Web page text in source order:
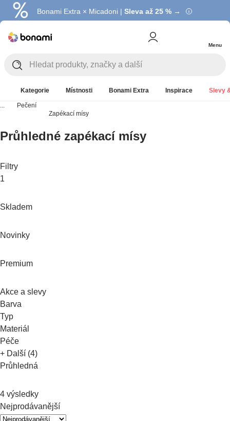
Bonami Extra × Micadoni | Sleva až 25 % →
Summer Sale | Ušetřete až 40 % →
Menu
Kategorie Místnosti Bonami Extra Inspirace Slevy
...
Pečení
Zapékací mísy
Průhledné zapékací mísy
Filtry
1
Skladem
Novinky
Premium
Akce a slevy
Barva
Typ
Materiál
Péče
+ Další (4)
Průhledná
4 výsledky
Nejprodávanější